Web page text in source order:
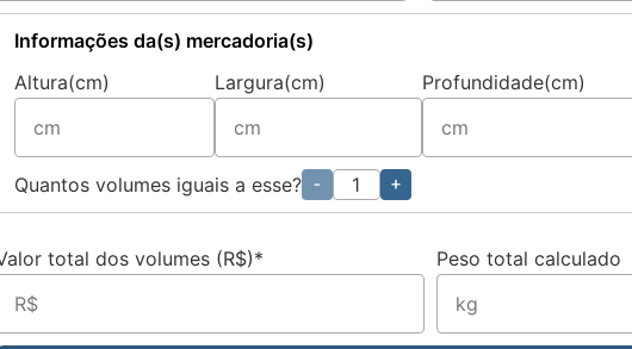
Informações da(s) mercadoria(s)
Altura(cm)
Largura(cm) Profundidade(cm)
Quantos volumes iguais a esse? - +
total dos volumes (R$)* Peso total calculado